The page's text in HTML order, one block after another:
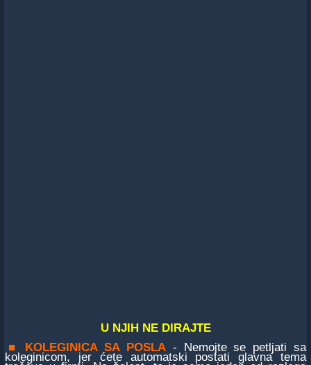
U NJIH NE DIRAJTE
■
KOLEGINICA SA POSLA - Nemojte se petljati sa
koleginicom, jer ćete automatski postati glavna tema